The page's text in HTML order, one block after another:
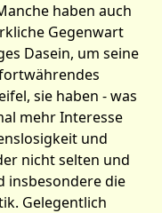
haben auch
Gegenwart
Dasein, um seine
sie ha­ben - was
mehr Interesse
und
nicht selten und
insbesondere die
Gelegentlich